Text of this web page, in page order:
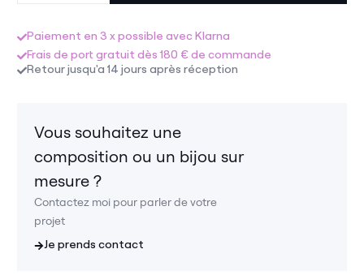
Paiement en 3 x possible avec Klarna
Frais de port gratuit dès 180 € de commande
Retour jusqu'a 14 jours après réception
Vous souhaitez une
composition ou un bijou sur
mesure ?
Contactez moi pour parler de votre
projet
Je prends contact